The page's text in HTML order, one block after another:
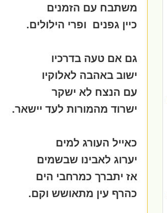
משתבח עם הזמנים
כיין גפנים ופרי הילולים.
גם אם טעה בדרכיו
ישוב באהבה לאלוקיו
עם הנצח לא ישקר
ישרוד מהמורות לעד יישאר.
כאייל העורג למים
יערוג לאבינו שבשמים
אז יתברך כמרחבי הים
כהרף עין מתאושש וקם.